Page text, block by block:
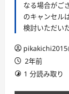
なる場合がご
のキャンセル
検討いただい
2年前
1 分読み取り